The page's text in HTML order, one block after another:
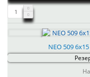
NEO 509